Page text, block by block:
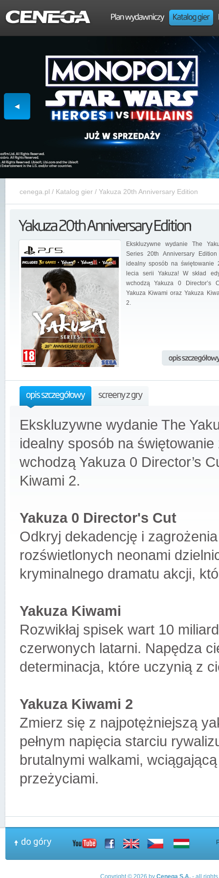
cenega.pl / Katalog gier/ Yakuza 20th Anniversary Edition
Ekskluzywne wydanie The
Series 20th Anniversary
idealny sposób na świętowanie
lecia serii Yakuza! W skład
wchodzą Yakuza 0 Director’s
Yakuza Kiwami oraz Yakuza
2.
Ekskluzywne wydanie The
idealny sposób na
wchodzą Yakuza 0 Director’s
Kiwami 2.
Yakuza 0 Director's Cut
Odkryj dekadencję i
rozświetlonych neonami
kryminalnego dramatu akcji,
Yakuza Kiwami
Rozwikłaj spisek wart 10
czerwonych latarni. Napędza
determinacja, które uczynią z
Yakuza Kiwami 2
Zmierz się z najpotężniejszą
pełnym napięcia starciu
brutalnymi walkami,
przeżyciami.
Copyright © 2026 by Cenega S.A.- all rights